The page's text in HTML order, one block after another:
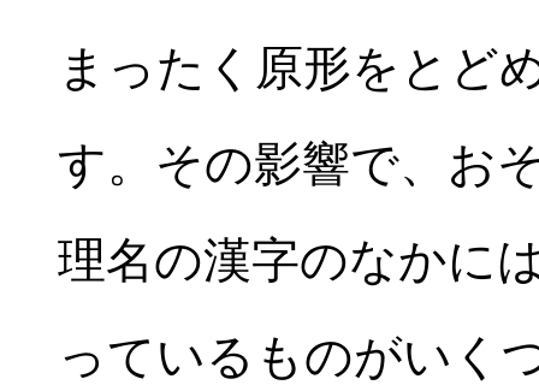
まったく原形をとど
す。その影響で、お
理名の漢字のなかに
っているものがいく